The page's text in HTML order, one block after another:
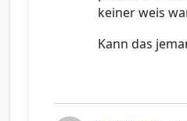
keiner weis
Kann das